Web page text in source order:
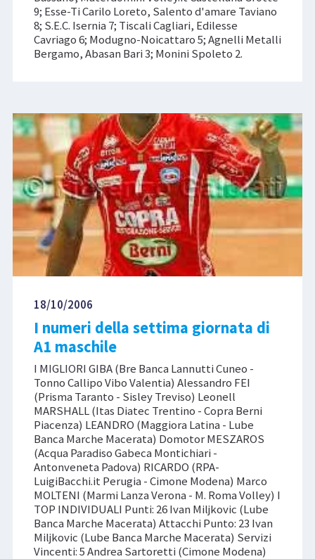
9; Esse-Ti Carilo Loreto, Salento d'amare Taviano
8; S.E.C. Isernia 7; Tiscali Cagliari, Edilesse
Cavriago 6; Modugno-Noicattaro 5; Agnelli Metalli
Bergamo, Abasan Bari 3; Monini Spoleto 2.
18/10/2006
I numeri della settima giornata di
A1 maschile
I MIGLIORI GIBA (Bre Banca Lannutti Cuneo -
Tonno Callipo Vibo Valentia) Alessandro FEI
(Prisma Taranto - Sisley Treviso) Leonell
MARSHALL (Itas Diatec Trentino - Copra Berni
Piacenza) LEANDRO (Maggiora Latina - Lube
Banca Marche Macerata) Domotor MESZAROS
(Acqua Paradiso Gabeca Montichiari -
Antonveneta Padova) RICARDO (RPA-
LuigiBacchi.it Perugia - Cimone Modena) Marco
MOLTENI (Marmi Lanza Verona - M. Roma Volley) I
TOP INDIVIDUALI Punti: 26 Ivan Miljkovic (Lube
Banca Marche Macerata) Attacchi Punto: 23 Ivan
Miljkovic (Lube Banca Marche Macerata) Servizi
Vincenti: 5 Andrea Sartoretti (Cimone Modena)